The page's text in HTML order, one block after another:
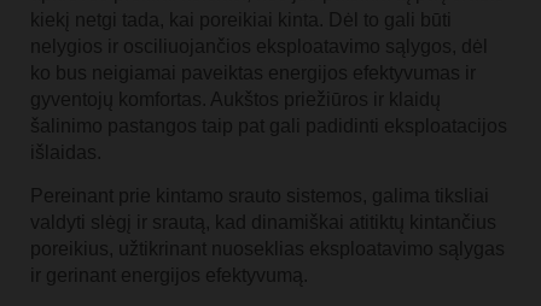
kiekį netgi tada, kai poreikiai kinta. Dėl to gali būti
nelygios ir osciliuojančios eksploatavimo sąlygos, dėl
ko bus neigiamai paveiktas energijos efektyvumas ir
gyventojų komfortas. Aukštos priežiūros ir klaidų
šalinimo pastangos taip pat gali padidinti eksploatacijos
išlaidas.
Pereinant prie kintamo srauto sistemos, galima tiksliai
valdyti slėgį ir srautą, kad dinamiškai atitiktų kintančius
poreikius, užtikrinant nuoseklias eksploatavimo sąlygas
ir gerinant energijos efektyvumą.